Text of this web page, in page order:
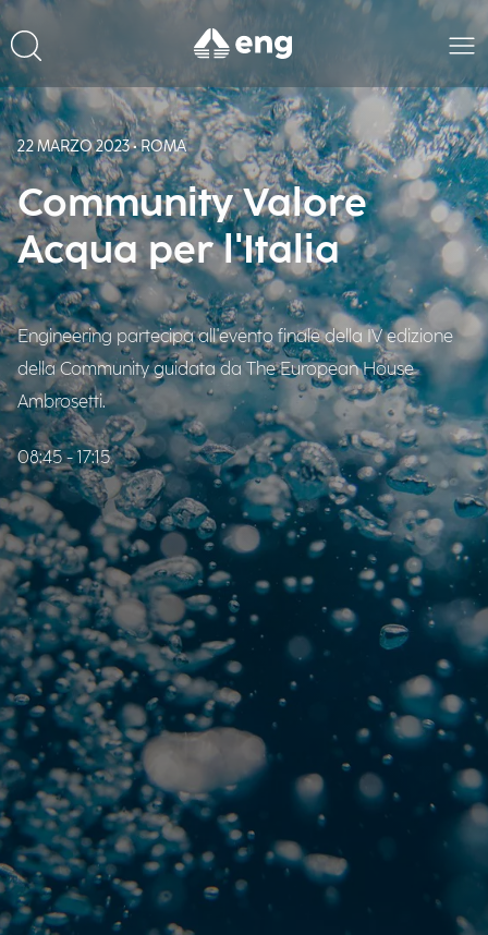
22 MARZO 2023 • ROMA
Community Valore
Acqua per l'Italia
Engineering partecipa all'evento finale della IV edizione
della Community guidata da The European House
Ambrosetti.
08:45 - 17:15